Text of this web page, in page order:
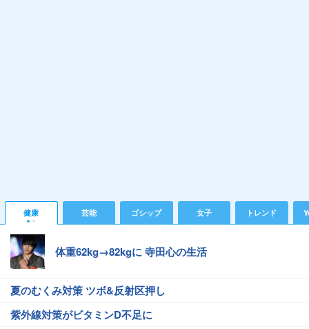
健康 芸能 ゴシップ 女子 トレンド
体重62kg→82kgに 寺田心の生活
夏のむくみ対策 ツボ&反射区押し
紫外線対策がビタミンD不足に